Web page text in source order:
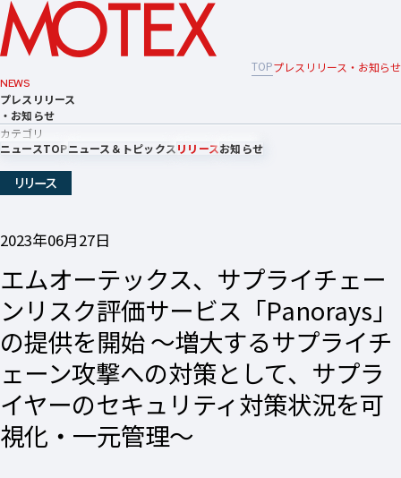
TOPプレスリリース・お知らせ
NEWS
プレスリリース
・お知らせ
カテゴリ
ニュースTOPニュース＆トピックスリリースお知らせ
リリース
2023年06月27日
エムオーテックス、サプライチェー
ンリスク評価サービス「Panorays」
の提供を開始 〜増大するサプライチ
ェーン攻撃への対策として、サプラ
イヤーのセキュリティ対策状況を可
視化・一元管理〜